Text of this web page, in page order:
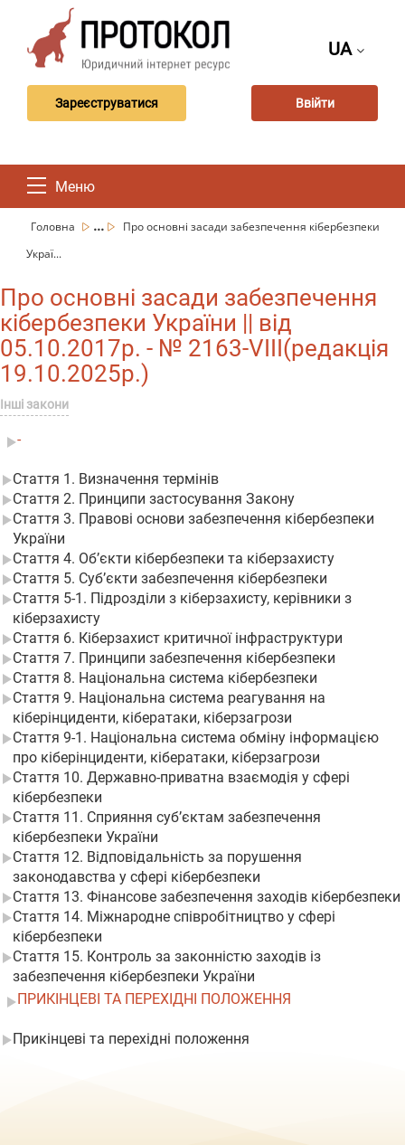
UA
Зареєструватися Ввійти
Меню
Головна ...
Про основні засади забезпечення кібербезпеки
Украї...
Про основні засади забезпечення
кібербезпеки України || від
05.10.2017р. - № 2163-VIII(редакція
19.10.2025р.)
Інші закони
-
Стаття 1. Визначення термінів
Стаття 2. Принципи застосування Закону
Стаття 3. Правові основи забезпечення кібербезпеки
України
Стаття 4. Об’єкти кібербезпеки та кіберзахисту
Стаття 5. Суб’єкти забезпечення кібербезпеки
Стаття 5-1. Підрозділи з кіберзахисту, керівники з
кіберзахисту
Стаття 6. Кіберзахист критичної інфраструктури
Стаття 7. Принципи забезпечення кібербезпеки
Стаття 8. Національна система кібербезпеки
Стаття 9. Національна система реагування на
кіберінциденти, кібератаки, кіберзагрози
Стаття 9-1. Національна система обміну інформацією
про кіберінциденти, кібератаки, кіберзагрози
Стаття 10. Державно-приватна взаємодія у сфері
кібербезпеки
Стаття 11. Сприяння суб’єктам забезпечення
кібербезпеки України
Стаття 12. Відповідальність за порушення
законодавства у сфері кібербезпеки
Стаття 13. Фінансове забезпечення заходів кібербезпеки
Стаття 14. Міжнародне співробітництво у сфері
кібербезпеки
Стаття 15. Контроль за законністю заходів із
забезпечення кібербезпеки України
ПРИКІНЦЕВІ ТА ПЕРЕХІДНІ ПОЛОЖЕННЯ
Прикінцеві та перехідні положення